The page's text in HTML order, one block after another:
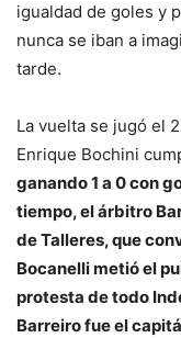
igualdad de goles y
nunca se iban a
tarde.
La vuelta se jugó el
Enrique Bochini
ganando 1 a 0 con
tiempo, el árbitro
de Talleres, que
Bocanelli metió el
protesta de todo
Barreiro fue el